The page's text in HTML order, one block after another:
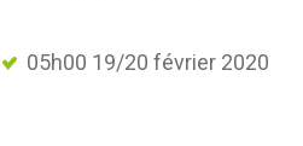
05h00 19/20 février 2020